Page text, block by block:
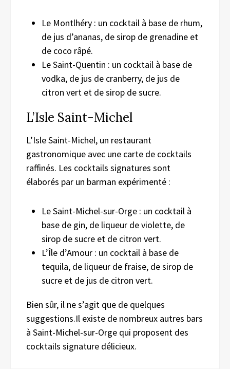
Le Montlhéry : un cocktail à base de rhum,
de jus d’ananas, de sirop de grenadine et
de coco râpé.
Le Saint-Quentin : un cocktail à base de
vodka, de jus de cranberry, de jus de
citron vert et de sirop de sucre.
L’Isle Saint-Michel
L’Isle Saint-Michel, un restaurant
gastronomique avec une carte de cocktails
raffinés. Les cocktails signatures sont
élaborés par un barman expérimenté :
Le Saint-Michel-sur-Orge : un cocktail à
base de gin, de liqueur de violette, de
sirop de sucre et de citron vert.
L’Île d’Amour : un cocktail à base de
tequila, de liqueur de fraise, de sirop de
sucre et de jus de citron vert.
Bien sûr, il ne s’agit que de quelques
suggestions.Il existe de nombreux autres bars
à Saint-Michel-sur-Orge qui proposent des
cocktails signature délicieux.